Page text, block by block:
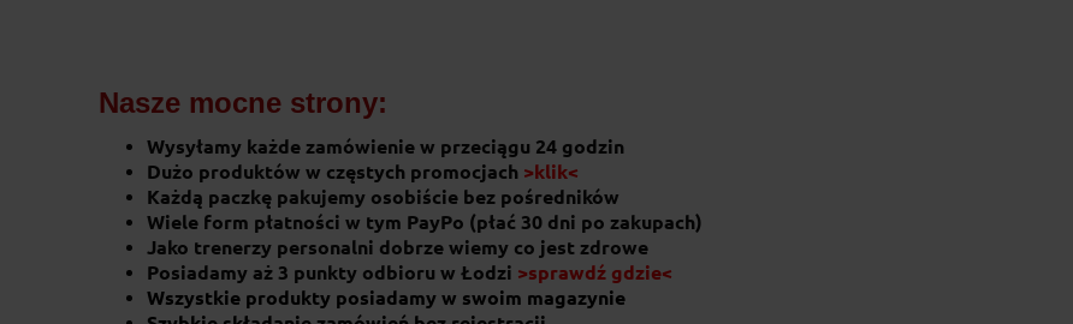
Nasze mocne strony:
Wysyłamy każde zamówienie w przeciągu 24 godzin
Dużo produktów w częstych promocjach >klik<
Każdą paczkę pakujemy osobiście bez pośredników
Wiele form płatności w tym PayPo (płać 30 dni po zakupach)
Jako trenerzy personalni dobrze wiemy co jest zdrowe
Posiadamy aż 3 punkty odbioru w Łodzi >sprawdź gdzie<
Wszystkie produkty posiadamy w swoim magazynie